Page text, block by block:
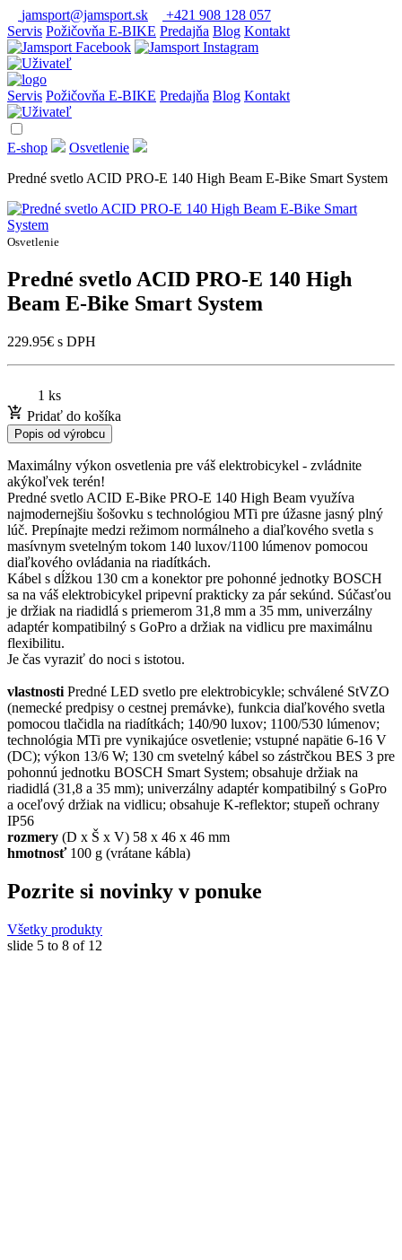
jamsport@jamsport.sk
+421 908 128 057
Servis Požičovňa E-BIKE Predajňa Blog Kontakt
Servis Požičovňa E-BIKE Predajňa Blog Kontakt
E-shop
Osvetlenie
Predné svetlo ACID PRO-E 140 High Beam E-Bike Smart System
Osvetlenie
Predné svetlo ACID PRO-E 140 High
Beam E-Bike Smart System
229.95€ s DPH
1 ks
Pridať do košíka
Popis od výrobcu
Maximálny výkon osvetlenia pre váš elektrobicykel - zvládnite
akýkoľvek terén!
Predné svetlo ACID E-Bike PRO-E 140 High Beam využíva
najmodernejšiu šošovku s technológiou MTi pre úžasne jasný plný
lúč. Prepínajte medzi režimom normálneho a diaľkového svetla s
masívnym svetelným tokom 140 luxov/1100 lúmenov pomocou
diaľkového ovládania na riadítkách.
Kábel s dĺžkou 130 cm a konektor pre pohonné jednotky BOSCH
sa na váš elektrobicykel pripevní prakticky za pár sekúnd. Súčasťou
je držiak na riadidlá s priemerom 31,8 mm a 35 mm, univerzálny
adaptér kompatibilný s GoPro a držiak na vidlicu pre maximálnu
flexibilitu.
Je čas vyraziť do noci s istotou.
vlastnosti Predné LED svetlo pre elektrobicykle; schválené StVZO
(nemecké predpisy o cestnej premávke), funkcia diaľkového svetla
pomocou tlačidla na riadítkách; 140/90 luxov; 1100/530 lúmenov;
technológia MTi pre vynikajúce osvetlenie; vstupné napätie 6-16 V
(DC); výkon 13/6 W; 130 cm svetelný kábel so zástrčkou BES 3 pre
pohonnú jednotku BOSCH Smart System; obsahuje držiak na
riadidlá (31,8 a 35 mm); univerzálny adaptér kompatibilný s GoPro
a oceľový držiak na vidlicu; obsahuje K-reflektor; stupeň ochrany
IP56
rozmery (D x Š x V) 58 x 46 x 46 mm
hmotnosť 100 g (vrátane kábla)
Pozrite si novinky v ponuke
Všetky produkty
slide 5 to 8 of 12